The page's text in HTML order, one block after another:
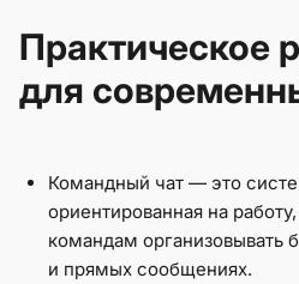
Практическое
для
Командный чат — это
ориентированная на
командам организовывать
и прямых сообщениях.